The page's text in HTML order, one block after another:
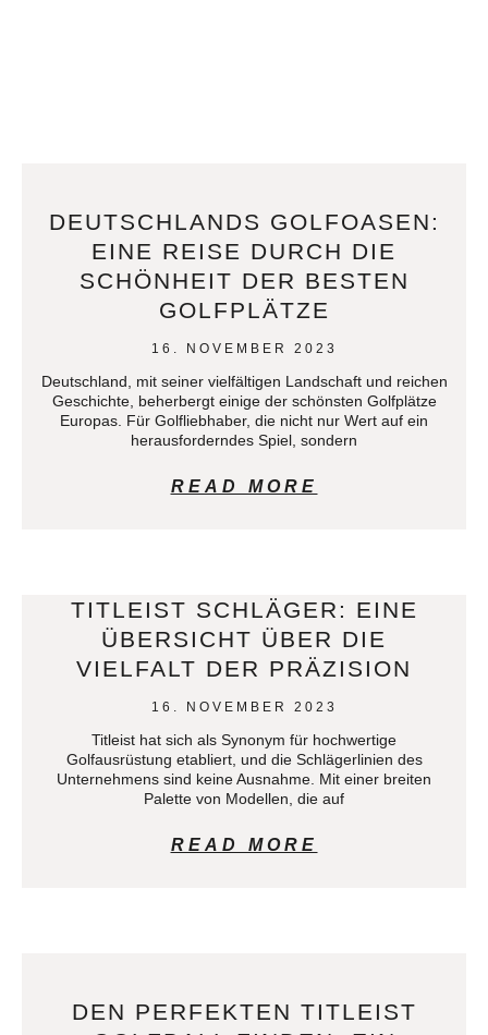
DEUTSCHLANDS GOLFOASEN:
EINE REISE DURCH DIE
SCHÖNHEIT DER BESTEN
GOLFPLÄTZE
16. NOVEMBER 2023
Deutschland, mit seiner vielfältigen Landschaft und reichen
Geschichte, beherbergt einige der schönsten Golfplätze
Europas. Für Golfliebhaber, die nicht nur Wert auf ein
herausforderndes Spiel, sondern
READ MORE
TITLEIST SCHLÄGER: EINE
ÜBERSICHT ÜBER DIE
VIELFALT DER PRÄZISION
16. NOVEMBER 2023
Titleist hat sich als Synonym für hochwertige
Golfausrüstung etabliert, und die Schlägerlinien des
Unternehmens sind keine Ausnahme. Mit einer breiten
Palette von Modellen, die auf
READ MORE
DEN PERFEKTEN TITLEIST